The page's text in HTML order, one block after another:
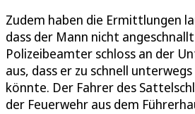
Zudem haben die Ermittlungen
dass der Mann nicht angeschnallt
Polizeibeamter schloss an der
aus, dass er zu schnell
könnte. Der Fahrer des
der Feuerwehr aus dem